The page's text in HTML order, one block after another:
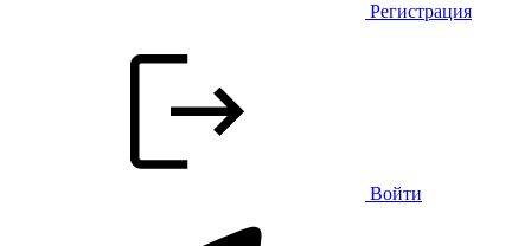
Регистрация
Войти